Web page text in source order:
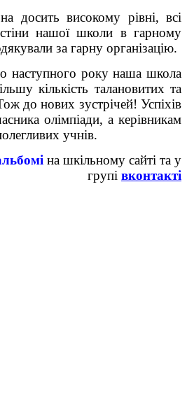
досить високому рівні, всі
нашої школи в гарному
за гарну організацію.
наступного року наша школа
кількість талановитих та
до нових зустрічей! Успіхів
олімпіади, а керівникам
учнів.
на шкільному сайті та у
групі вконтакті